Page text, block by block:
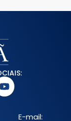
E-mail: